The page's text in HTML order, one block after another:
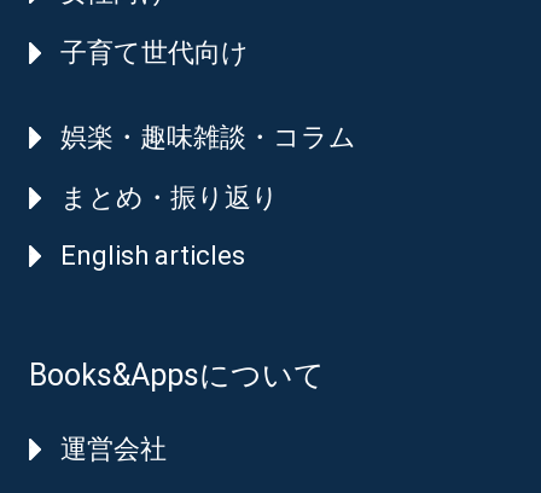
子育て世代向け
娯楽・趣味雑談・コラム
まとめ・振り返り
English articles
Books&Appsについて
運営会社